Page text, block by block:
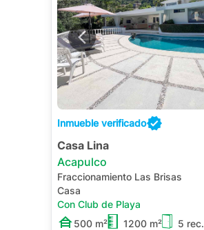
Inmueble verificado
Casa Lina
Acapulco
Fraccionamiento Las Brisas
Casa
Con Club de Playa
500 m²
1200 m²
5 rec.